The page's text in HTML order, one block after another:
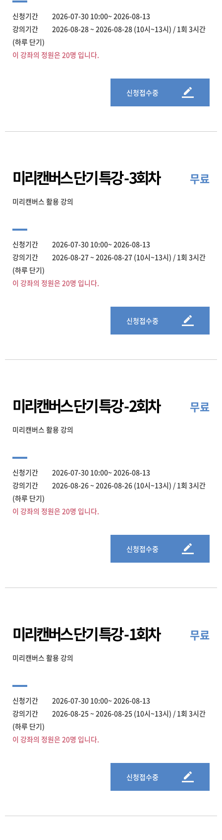
신청기간 2026-07-30 10:00~ 2026-08-13
강의기간 2026-08-28 ~ 2026-08-28 (10시~13시) / 1회 3시간
(하루 단기)
이 강좌의 정원은 20명 입니다.
신청접수중
미리캔버스 단기 특강 - 3회차 무료
미리캔버스 활용 강의
신청기간 2026-07-30 10:00~ 2026-08-13
강의기간 2026-08-27 ~ 2026-08-27 (10시~13시) / 1회 3시간
(하루 단기)
이 강좌의 정원은 20명 입니다.
신청접수중
미리캔버스 단기 특강 - 2회차 무료
미리캔버스 활용 강의
신청기간 2026-07-30 10:00~ 2026-08-13
강의기간 2026-08-26 ~ 2026-08-26 (10시~13시) / 1회 3시간
(하루 단기)
이 강좌의 정원은 20명 입니다.
신청접수중
미리캔버스 단기 특강 - 1회차 무료
미리캔버스 활용 강의
신청기간 2026-07-30 10:00~ 2026-08-13
강의기간 2026-08-25 ~ 2026-08-25 (10시~13시) / 1회 3시간
(하루 단기)
이 강좌의 정원은 20명 입니다.
신청접수중